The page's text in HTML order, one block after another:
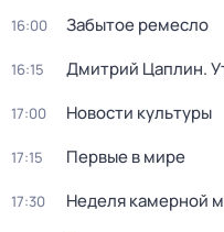
16:00 Забытое ремесло
16:15 Дмитрий Цаплин.
17:00 Новости культуры
17:15 Первые в мире
17:30 Неделя камерной